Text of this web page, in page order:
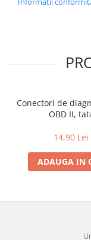
Conectori de
OBD II,
14,90 Lei
ADAUGA IN